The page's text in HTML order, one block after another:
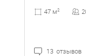
47 м2
13 отзывов